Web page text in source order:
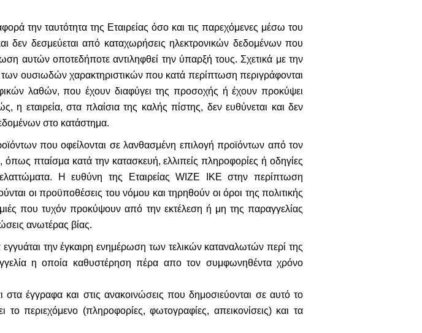
την ταυτότητα της Εταιρείας όσο και τις παρεχόμενες μέσω του
δεν δεσμεύεται από καταχωρήσεις ηλεκτρονικών δεδομένων που
αυτών οποτεδήποτε αντιληφθεί την ύπαρξή τους. Σχετικά με την
ουσιωδών χαρακτηριστικών που κατά περίπτωση περιγράφονται
λαθών, που έχουν διαφύγει της προσοχής ή έχουν προκύψει
εταιρεία, στα πλαίσια της καλής πίστης, δεν ευθύνεται και δεν
στο κατάστημα.
που οφείλονται σε λανθασμένη επιλογή προϊόντων από τον
πταίσμα κατά την κατασκευή, ελλιπείς πληροφορίες ή οδηγίες
Η ευθύνη της Εταιρείας WIZE ΙΚΕ στην περίπτωση
οι προϋποθέσεις του νόμου και τηρηθούν οι όροι της πολιτικής
που τυχόν προκύψουν από την εκτέλεση ή μη της παραγγελίας
ανωτέρας βίας.
την έγκαιρη ενημέρωση των τελικών καταναλωτών περί της
η οποία καθυστέρηση πέρα απο τον συμφωνηθέντα χρόνο
έγγραφα και στις ανακοινώσεις που δημοσιεύονται σε αυτό το
περιεχόμενο (πληροφορίες, φωτογραφίες, απεικονίσεις) και τα